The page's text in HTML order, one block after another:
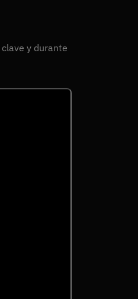
y durante